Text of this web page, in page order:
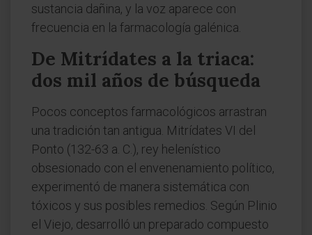
sustancia dañina, y la voz aparece con
frecuencia en la farmacología galénica.
De Mitrídates a la triaca:
dos mil años de búsqueda
Pocos conceptos farmacológicos arrastran
una tradición tan antigua. Mitrídates VI del
Ponto (132-63 a. C.), rey helenístico
obsesionado con el envenenamiento político,
experimentó de manera sistemática con
tóxicos y sus posibles remedios. Según Plinio
el Viejo, desarrolló un preparado compuesto